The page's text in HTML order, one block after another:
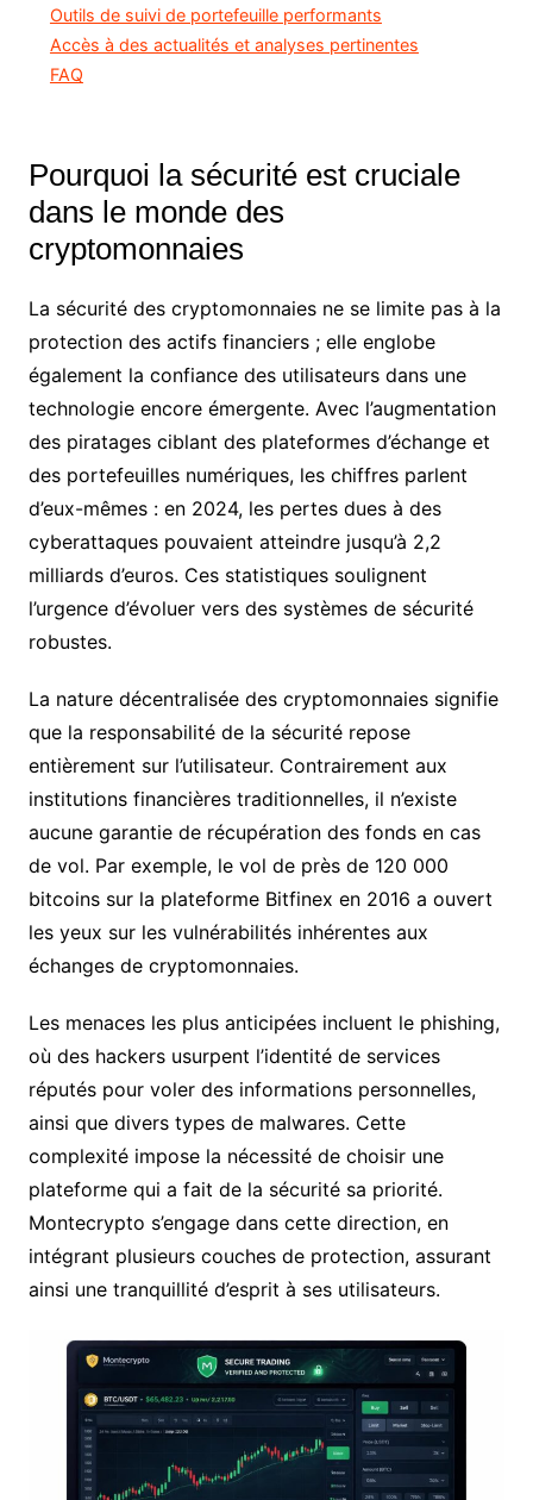
Outils de suivi de portefeuille performants
Accès à des actualités et analyses pertinentes
FAQ
Pourquoi la sécurité est cruciale
dans le monde des
cryptomonnaies
La sécurité des cryptomonnaies ne se limite pas à la
protection des actifs financiers ; elle englobe
également la confiance des utilisateurs dans une
technologie encore émergente. Avec l’augmentation
des piratages ciblant des plateformes d’échange et
des portefeuilles numériques, les chiffres parlent
d’eux-mêmes : en 2024, les pertes dues à des
cyberattaques pouvaient atteindre jusqu’à 2,2
milliards d’euros. Ces statistiques soulignent
l’urgence d’évoluer vers des systèmes de sécurité
robustes.
La nature décentralisée des cryptomonnaies signifie
que la responsabilité de la sécurité repose
entièrement sur l’utilisateur. Contrairement aux
institutions financières traditionnelles, il n’existe
aucune garantie de récupération des fonds en cas
de vol. Par exemple, le vol de près de 120 000
bitcoins sur la plateforme Bitfinex en 2016 a ouvert
les yeux sur les vulnérabilités inhérentes aux
échanges de cryptomonnaies.
Les menaces les plus anticipées incluent le phishing,
où des hackers usurpent l’identité de services
réputés pour voler des informations personnelles,
ainsi que divers types de malwares. Cette
complexité impose la nécessité de choisir une
plateforme qui a fait de la sécurité sa priorité.
Montecrypto s’engage dans cette direction, en
intégrant plusieurs couches de protection, assurant
ainsi une tranquillité d’esprit à ses utilisateurs.